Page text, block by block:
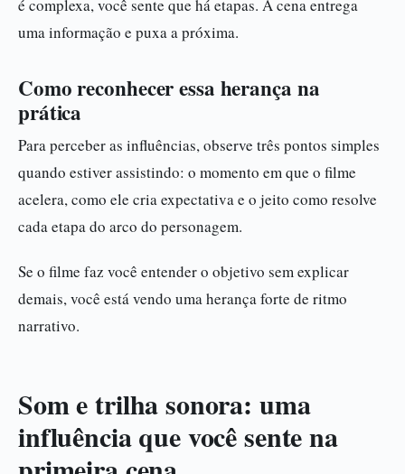
é complexa, você sente que há etapas. A cena entrega
uma informação e puxa a próxima.
Como reconhecer essa herança na
prática
Para perceber as influências, observe três pontos simples
quando estiver assistindo: o momento em que o filme
acelera, como ele cria expectativa e o jeito como resolve
cada etapa do arco do personagem.
Se o filme faz você entender o objetivo sem explicar
demais, você está vendo uma herança forte de ritmo
narrativo.
Som e trilha sonora: uma
influência que você sente na